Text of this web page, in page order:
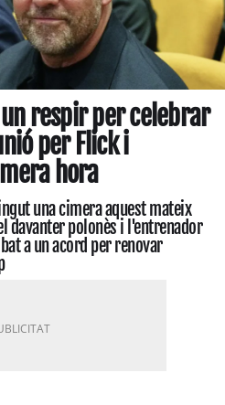
un respir per celebrar
per Flick i
hora
una cimera aquest mateix
polonès i l'entrenador
a un acord per renovar